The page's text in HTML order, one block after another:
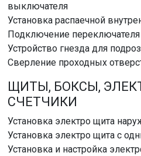
выключателя
Установка распаечной
Подключение переключателя
Устройство гнезда для
Сверление проходных
ЩИТЫ, БОКСЫ,
СЧЕТЧИКИ
Установка электро щита
Установка электро щита с
Установка и настройка